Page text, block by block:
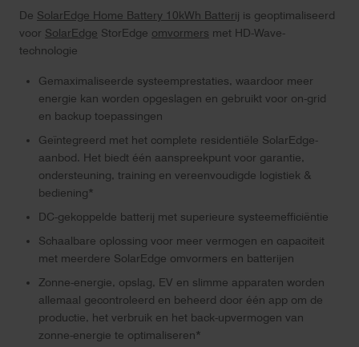
De SolarEdge Home Battery 10kWh Batterij is geoptimaliseerd
voor SolarEdge StorEdge omvormers met HD-Wave-
technologie
Gemaximaliseerde systeemprestaties, waardoor meer
energie kan worden opgeslagen en gebruikt voor on-grid
en backup toepassingen
Geïntegreerd met het complete residentiële SolarEdge-
aanbod. Het biedt één aanspreekpunt voor garantie,
ondersteuning, training en vereenvoudigde logistiek &
bediening*
DC-gekoppelde batterij met superieure systeemefficiëntie
Schaalbare oplossing voor meer vermogen en capaciteit
met meerdere SolarEdge omvormers en batterijen
Zonne-energie, opslag, EV en slimme apparaten worden
allemaal gecontroleerd en beheerd door één app om de
productie, het verbruik en het back-upvermogen van
zonne-energie te optimaliseren*